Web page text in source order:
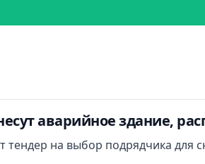
аварийное здание,
тендер на выбор подрядчика для